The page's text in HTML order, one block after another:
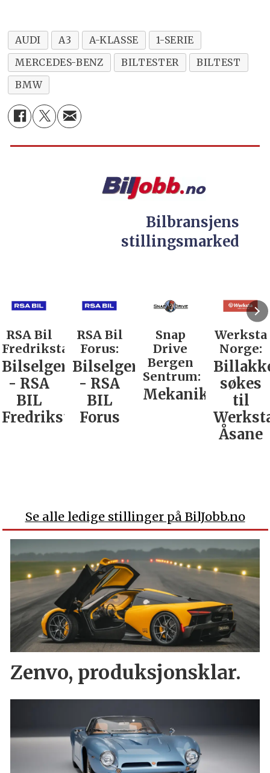
AUDI A3 A-KLASSE
1-SERIE
MERCEDES-BENZ
BILTESTER
BILTEST
BMW
Bilbransjens
stillingsmarked
RSA Bil
Fredrikstad:
Bilselger
- RSA
BIL
Fredrikstad
RSA Bil
Forus:
Bilselger
- RSA
BIL
Forus
Snap
Drive
Bergen
Sentrum:
Mekaniker
Werksta
Norge:
søkes
til
Åsane
Se alle ledige stillinger på BilJobb.no
Zenvo, produksjonsklar.